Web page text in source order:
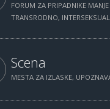
FORUM ZA PRIPADNIKE
TRANSRODNO,
Scena
MESTA ZA IZLASKE,